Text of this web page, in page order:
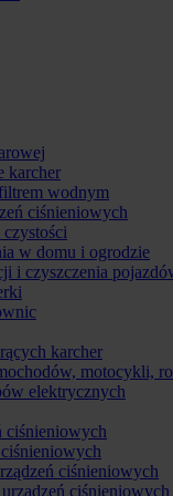
karcher
wodnym
ciśnieniowych
w domu i ogrodzie
i czyszczenia
karcher
motocykli,
elektrycznych
ciśnieniowych
ciśnieniowych
ciśnieniowych